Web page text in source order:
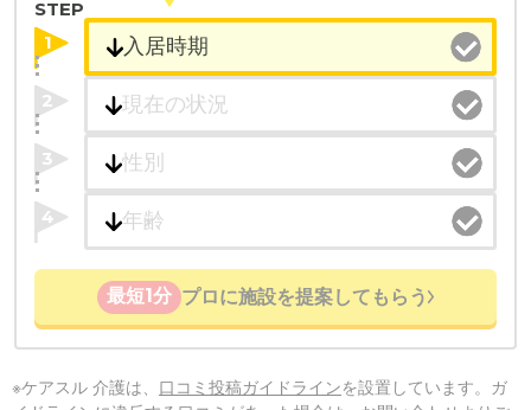
STEP
1
2
3
4
最短1分 プロに施設を提案してもらう
※ケアスル 介護は、 口コミ投稿ガイドラインを設置しています。ガ